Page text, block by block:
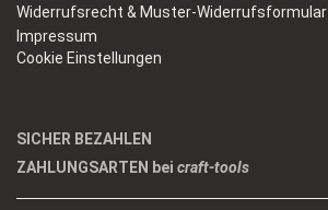
Widerrufsrecht & Muster-Widerrufsformular
Impressum
Cookie Einstellungen
SICHER BEZAHLEN
ZAHLUNGSARTEN bei craft-tools